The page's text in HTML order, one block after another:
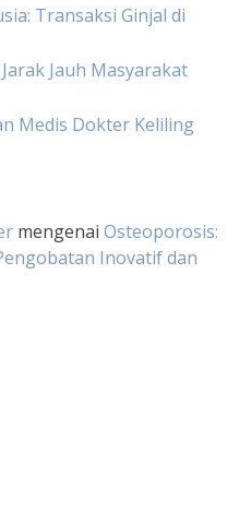
Transaksi Ginjal di
Jauh Masyarakat
Medis Dokter Keliling
mengenai Osteoporosis:
Inovatif dan